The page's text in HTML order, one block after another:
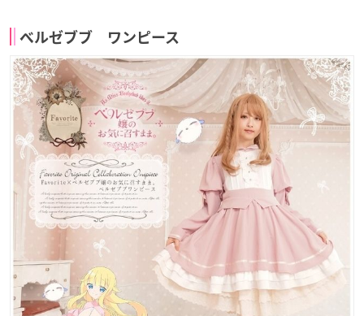
ベルゼブブ ワンピース